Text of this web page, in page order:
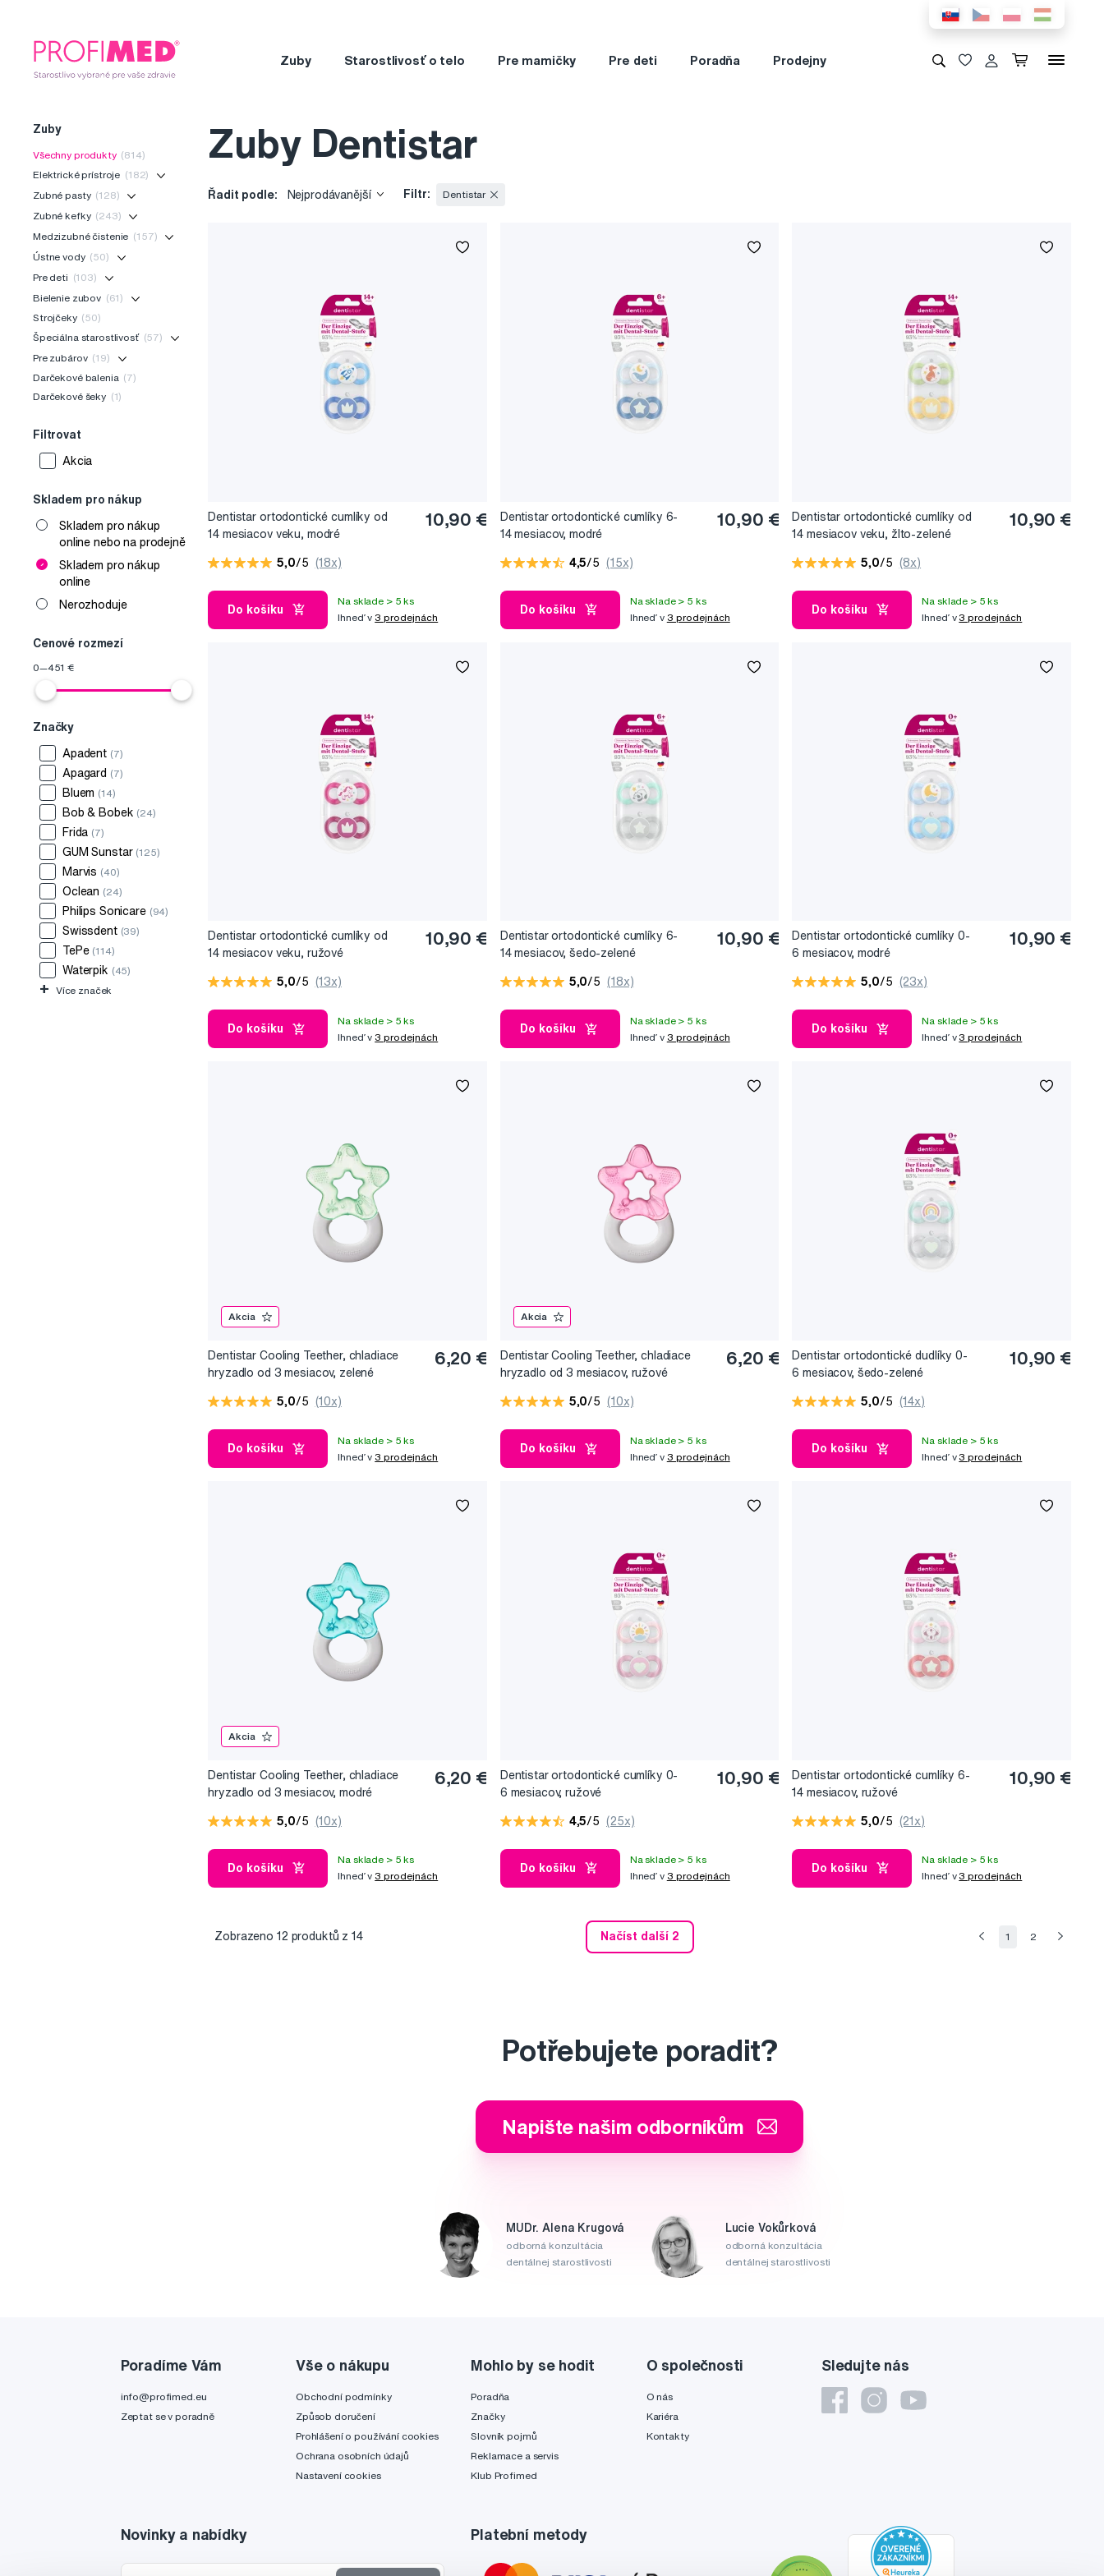
Zuby Starostlivosť o telo Pre mamičky Pre deti Poradňa Prodejny
Zuby
Všechny produkty (814)
Elektrické prístroje (182)
Zubné pasty (128)
Zubné kefky (243)
Medzizubné čistenie (157)
Ústne vody (50)
Pre deti
(103)
Bielenie zubov (61)
Strojčeky (50)
Špeciálna starostlivosť (57)
Pre zubárov (19)
Darčekové balenia (7)
Darčekové šeky (1)
Filtrovat
Akcia
Skladem pro nákup
Skladem pro nákup
online nebo na prodejně
Skladem pro nákup
online
Nerozhoduje
Cenové rozmezí
0—451 €
Značky
Apadent (7)
Apagard (7)
Bluem (14)
Bob & Bobek (24)
Frida (7)
GUM Sunstar (125)
Marvis (40)
Oclean (24)
Philips Sonicare (94)
Swissdent (39)
TePe (114)
Waterpik (45)
+ Více značek
Zuby Dentistar
Řadit podle: Nejprodávanější Filtr: Dentistar
Dentistar ortodontické cumlíky od
14 mesiacov veku, modré
10,90 €
5,0/5 (18x)
Do košíku
Na sklade > 5 ks
Ihneď v 3 prodejnách
Dentistar ortodontické cumlíky 6-
14 mesiacov, modré
10,90 €
4,5/5 (15x)
Do košíku
Na sklade > 5 ks
Ihneď v 3 prodejnách
Dentistar ortodontické cumlíky od
14 mesiacov veku, žlto-zelené
10,90 €
5,0/5 (8x)
Do košíku
Na sklade > 5 ks
Ihneď v 3 prodejnách
Dentistar ortodontické cumlíky od
14 mesiacov veku, ružové
10,90 €
5,0/5 (13x)
Do košíku
Na sklade > 5 ks
Ihneď v 3 prodejnách
Dentistar ortodontické cumlíky 6-
14 mesiacov, šedo-zelené
10,90 €
5,0/5 (18x)
Do košíku
Na sklade > 5 ks
Ihneď v 3 prodejnách
Dentistar ortodontické cumlíky 0-
6 mesiacov, modré
10,90 €
5,0/5 (23x)
Do košíku
Na sklade > 5 ks
Ihneď v 3 prodejnách
Akcia
Dentistar Cooling Teether, chladiace
hryzadlo od 3 mesiacov, zelené
6,20 €
5,0/5 (10x)
Do košíku
Na sklade > 5 ks
Ihneď v 3 prodejnách
Akcia
Dentistar Cooling Teether, chladiace
hryzadlo od 3 mesiacov, ružové
6,20 €
5,0/5 (10x)
Do košíku
Na sklade > 5 ks
Ihneď v 3 prodejnách
Dentistar ortodontické dudlíky 0-
6 mesiacov, šedo-zelené
10,90 €
5,0/5 (14x)
Do košíku
Na sklade > 5 ks
Ihneď v 3 prodejnách
Akcia
Dentistar Cooling Teether, chladiace
hryzadlo od 3 mesiacov, modré
6,20 €
5,0/5 (10x)
Do košíku
Na sklade > 5 ks
Ihneď v 3 prodejnách
Dentistar ortodontické cumlíky 0-
6 mesiacov, ružové
10,90 €
4,5/5 (25x)
Do košíku
Na sklade > 5 ks
Ihneď v 3 prodejnách
Dentistar ortodontické cumlíky 6-
14 mesiacov, ružové
10,90 €
5,0/5 (21x)
Do košíku
Na sklade > 5 ks
Ihneď v 3 prodejnách
Načíst další 2 1 2
Zobrazeno 12 produktů z 14
Potřebujete poradit?
Napište našim odborníkům
MUDr. Alena Krugová
odborná konzultácia
dentálnej starostlivosti
Lucie Vokůrková
odborná konzultácia
dentálnej starostlivosti
Sledujte nás
Poradíme Vám
info@profimed.eu
Zeptat se v poradně
Vše o nákupu
Obchodní podmínky
Způsob doručení
Prohlášení o používání cookies
Ochrana osobních údajů
Nastavení cookies
Mohlo by se hodit
Poradňa
Značky
Slovník pojmů
Reklamace a servis
Klub Profimed
O společnosti
O nás
Kariéra
Kontakty
Novinky a nabídky Platební metody